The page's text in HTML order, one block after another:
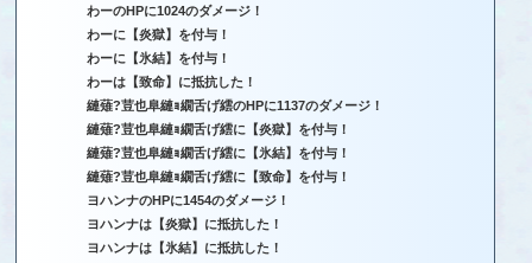
わーのHPに1024のダメージ！
わーに【炎獄】を付与！
わーに【氷結】を付与！
わーは【致命】に抵抗した！
縺薙?荳也阜縺ｮ繝舌げ繧のHPに1137のダメージ！
縺薙?荳也阜縺ｮ繝舌げ繧に【炎獄】を付与！
縺薙?荳也阜縺ｮ繝舌げ繧に【氷結】を付与！
縺薙?荳也阜縺ｮ繝舌げ繧に【致命】を付与！
ヨハンナのHPに1454のダメージ！
ヨハンナは【炎獄】に抵抗した！
ヨハンナは【氷結】に抵抗した！